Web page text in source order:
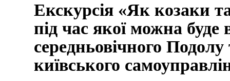
Екскурсія «Як козаки
під час якої можна буде
середньовічного Подолу
київського